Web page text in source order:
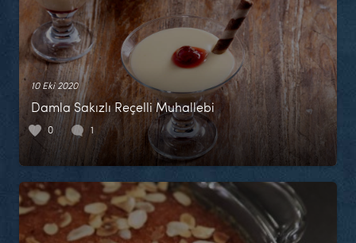
10 Eki 2020
Damla Sakızlı Reçelli Muhallebi
0 1